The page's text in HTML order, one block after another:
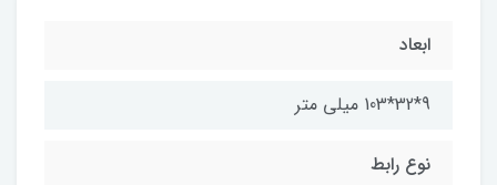
ابعاد
9*32*103 میلی متر
نوع رابط